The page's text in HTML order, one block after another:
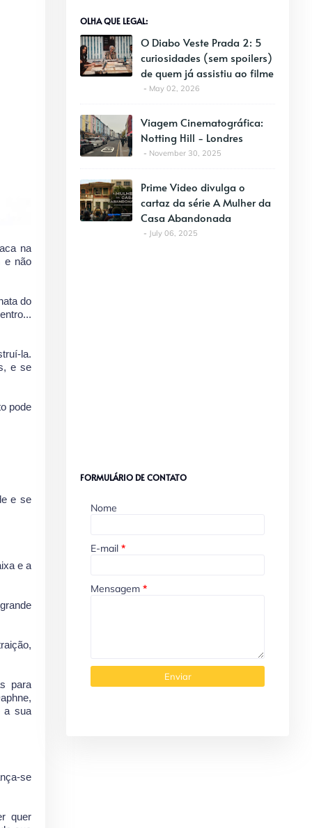
na
e não
do
la.
e se
pode
e se
e a
para
a sua
se
quer
OLHA QUE LEGAL:
O Diabo Veste Prada 2: 5
curiosidades (sem spoilers)
de quem já assistiu ao filme
May 02, 2026
Viagem Cinematográfica:
Notting Hill - Londres
November 30, 2025
Prime Video divulga o
cartaz da série A Mulher da
Casa Abandonada
July 06, 2025
FORMULÁRIO DE CONTATO
Nome
E-mail *
Mensagem *